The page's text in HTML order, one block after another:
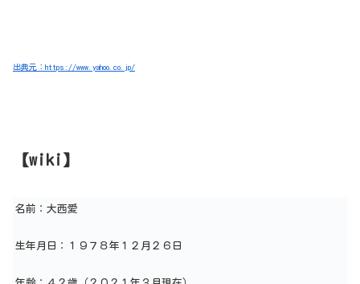
出典元：https://www.yahoo.co.jp/
【wiki】
名前：大西愛
生年月日：１９７８年１２月２６日